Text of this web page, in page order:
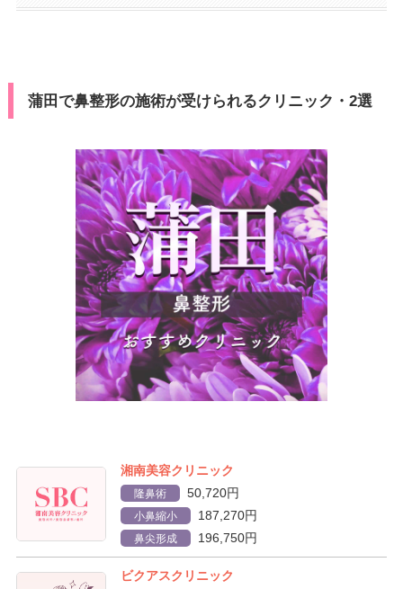
蒲田で鼻整形の施術が受けられるクリニック・2選
湘南美容クリニック
隆鼻術 50,720円
小鼻縮小 187,270円
鼻尖形成 196,750円
ビクアスクリニック